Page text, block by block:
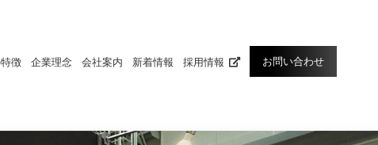
徴 企業理念 会社案内 新着情報 採用情報 お問い合わせ